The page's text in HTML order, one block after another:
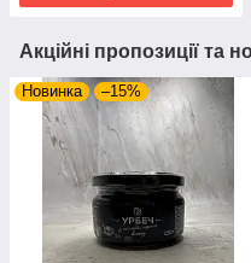
Акційні пропозиції та
Новинка –15%